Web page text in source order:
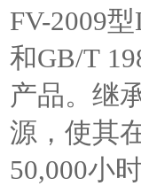
FV-2009型
和GB/T
产品。继
源，使其
50,000小